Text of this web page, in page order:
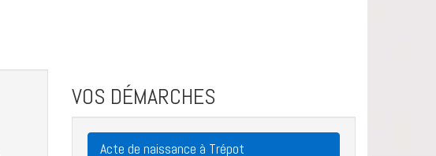
VOS DÉMARCHES
Acte de naissance à Trépot